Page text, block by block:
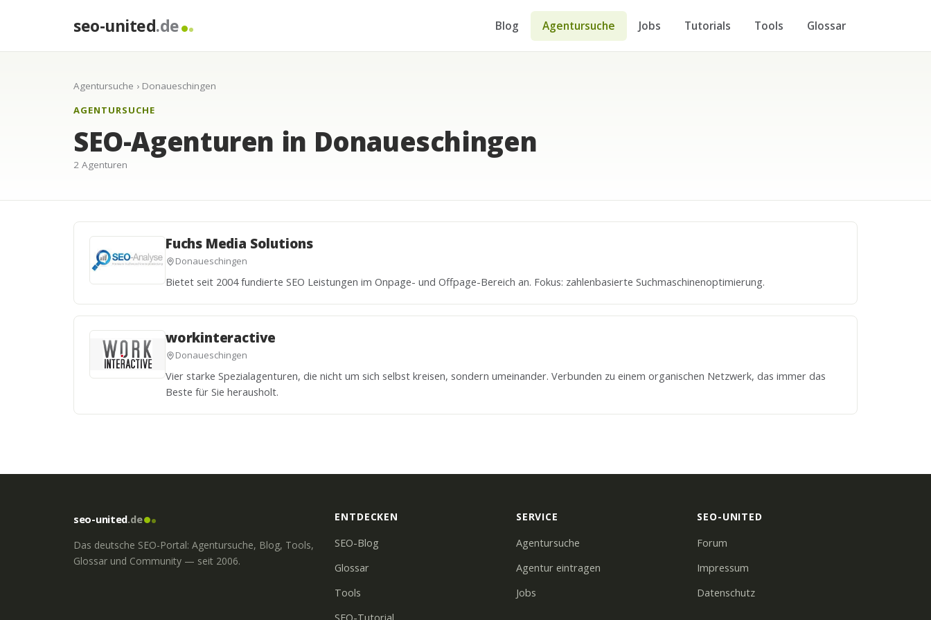
seo-united.de Blog Agentursuche Jobs Tutorials Tools Glossar
Agentursuche › Donaueschingen
AGENTURSUCHE
SEO-Agenturen in Donaueschingen
2 Agenturen
Fuchs Media Solutions
Donaueschingen
Bietet seit 2004 fundierte SEO Leistungen im Onpage- und Offpage-Bereich an. Fokus: zahlenbasierte Suchmaschinenoptimierung.
workinteractive
Donaueschingen
Vier starke Spezialagenturen, die nicht um sich selbst kreisen, sondern umeinander. Verbunden zu einem organischen Netzwerk, das immer das
Beste für Sie herausholt.
seo-united.de
Das deutsche SEO-Portal: Agentursuche, Blog, Tools,
Glossar und Community — seit 2006.
ENTDECKEN
SEO-Blog
Glossar
Tools
SERVICE
Agentursuche
Agentur eintragen
Jobs
SEO-UNITED
Forum
Impressum
Datenschutz